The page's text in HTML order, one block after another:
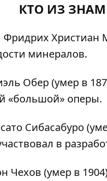
КТО ИЗ
Христиан
минералов.
Обер (умер в
«большой» оперы.
Сибасабуро
в
Чехов (умер в